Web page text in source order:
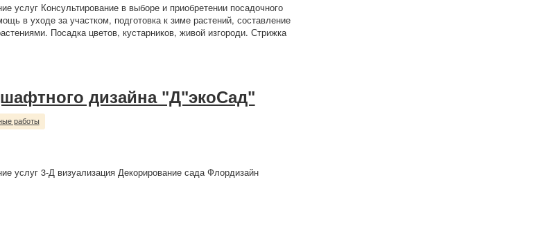
услуг Консультирование в выборе и приобретении посадочного
в уходе за участком, подготовка к зиме растений, составление
Посадка цветов, кустарников, живой изгороди. Стрижка
дизайна "Д"экоСад"
работы
услуг 3-Д визуализация Декорирование сада Флордизайн